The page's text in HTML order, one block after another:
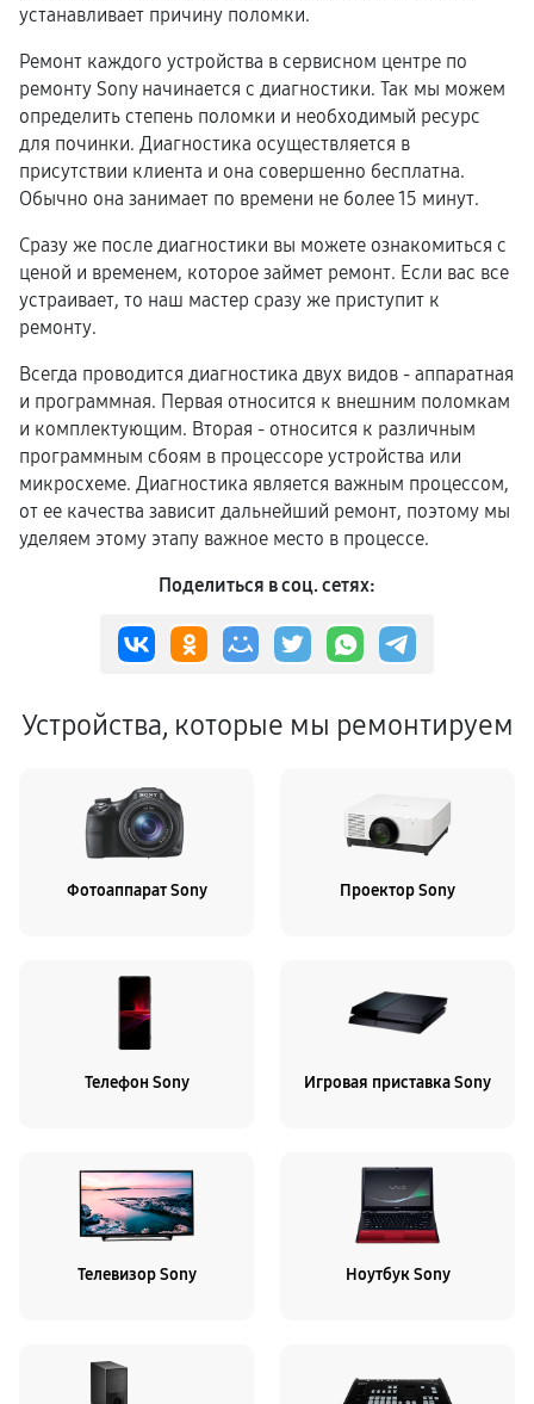
устанавливает причину поломки.
Ремонт каждого устройства в сервисном центре по
ремонту Sony начинается с диагностики. Так мы можем
определить степень поломки и необходимый ресурс
для починки. Диагностика осуществляется в
присутствии клиента и она совершенно бесплатна.
Обычно она занимает по времени не более 15 минут.
Сразу же после диагностики вы можете ознакомиться с
ценой и временем, которое займет ремонт. Если вас все
устраивает, то наш мастер сразу же приступит к
ремонту.
Всегда проводится диагностика двух видов - аппаратная
и программная. Первая относится к внешним поломкам
и комплектующим. Вторая - относится к различным
программным сбоям в процессоре устройства или
микросхеме. Диагностика является важным процессом,
от ее качества зависит дальнейший ремонт, поэтому мы
уделяем этому этапу важное место в процессе.
Поделиться в соц. сетях:
Устройства, которые мы ремонтируем
Фотоаппарат Sony Проектор Sony
Телефон Sony Игровая приставка Sony
Телевизор Sony Ноутбук Sony